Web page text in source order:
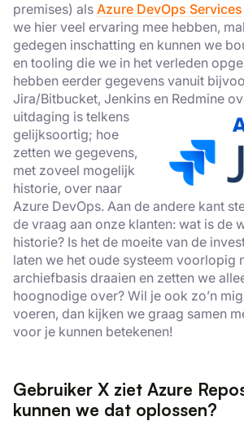
premises) als Azure DevOps Services
we hier veel ervaring mee hebben,
gedegen inschatting en kunnen we
en tooling die we in het verleden
hebben eerder gegevens vanuit
Jira/Bitbucket, Jenkins en Redmine
uitdaging is telkens
gelijksoortig; hoe
zetten we gegevens,
met zoveel mogelijk
historie, over naar
Azure DevOps. Aan de andere kant
de vraag aan onze klanten: wat is de
historie? Is het de moeite van de
laten we het oude systeem voorlopig
archiefbasis draaien en zetten we
hoognodige over? Wil je ook zo’n
voeren, dan kijken we graag samen
voor je kunnen betekenen!
Gebruiker X ziet Azure
kunnen we dat oplossen?